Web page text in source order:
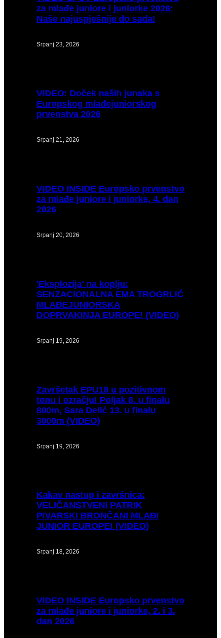
za mlađe juniore i juniorke 2026:
Naše najuspješnije do sada!
Srpanj 23, 2026
VIDEO: Doček naših junaka s
Europskog mlađejuniorskog
prvenstva 2026
Srpanj 21, 2026
VIDEO INSIDE Europsko prvenstvo
za mlađe juniore i juniorke, 4. dan
2026
Srpanj 20, 2026
'Eksplozija' na koplju:
SENZACIONALNA EMA TROGRLIĆ
MLAĐEJUNIORSKA
DOPRVAKINJA EUROPE! (VIDEO)
Srpanj 19, 2026
Završetak EPU18 u pozitivnom
tonu i ozračju! Poljak 8. u finalu
800m, Sara Delić 13. u finalu
3000m (VIDEO)
Srpanj 19, 2026
Kakav nastup i završnica:
VELIČANSTVENI PATRIK
PIVARSKI BRONČANI MLAĐI
JUNIOR EUROPE! (VIDEO)
Srpanj 18, 2026
VIDEO INSIDE Europsko prvenstvo
za mlađe juniore i juniorke, 2. i 3.
dan 2026